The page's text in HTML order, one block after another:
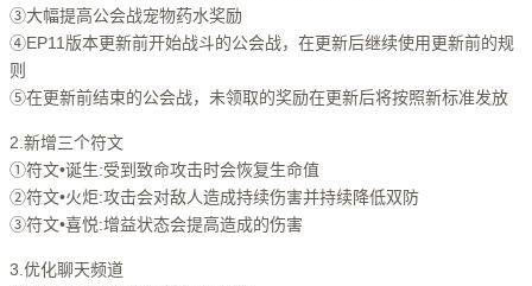
③大幅提高公会战宠物药水奖励
④EP11版本更新前开始战斗的公会战，在更新后继续使用更新前的规
则
⑤在更新前结束的公会战，未领取的奖励在更新后将按照新标准发放
2.新增三个符文
①符文•诞生:受到致命攻击时会恢复生命值
②符文•火炬:攻击会对敌人造成持续伤害并持续降低双防
③符文•喜悦:增益状态会提高造成的伤害
3.优化聊天频道